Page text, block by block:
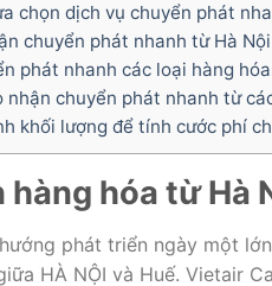
chọn dịch vụ chuyển phát
chuyển phát nhanh từ Hà
phát nhanh các loại hàng
nhận chuyển phát nhanh từ
khối lượng để tính cước phí
hàng hóa từ Hà
phát triển ngày một
HÀ NỘI và Huế. Vietair